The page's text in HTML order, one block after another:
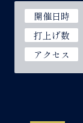
開催日時
打上げ数
アクセス